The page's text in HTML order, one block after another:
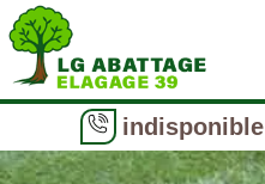
indisponible